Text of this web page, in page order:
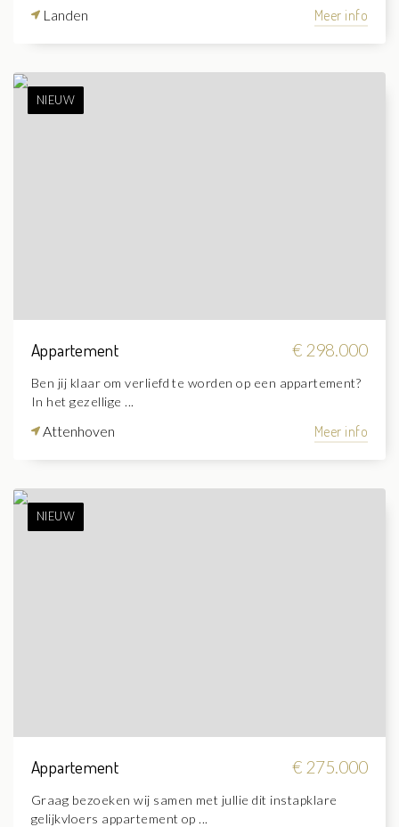
Landen Meer info
NIEUW
Appartement € 298.000
Ben jij klaar om verliefd te worden op een appartement?
In het gezellige ...
Attenhoven Meer info
NIEUW
Appartement € 275.000
Graag bezoeken wij samen met jullie dit instapklare
gelijkvloers appartement op ...